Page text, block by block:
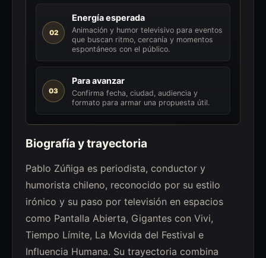
02
Energía esperada
Animación y humor televisivo para eventos
que buscan ritmo, cercanía y momentos
espontáneos con el público.
03
Para avanzar
Confirma fecha, ciudad, audiencia y
formato para armar una propuesta útil.
Biografía y trayectoria
Pablo Zúñiga es periodista, conductor y
humorista chileno, reconocido por su estilo
irónico y su paso por televisión en espacios
como Pantalla Abierta, Gigantes con Vivi,
Tiempo Límite, La Movida del Festival e
Influencia Humana. Su trayectoria combina